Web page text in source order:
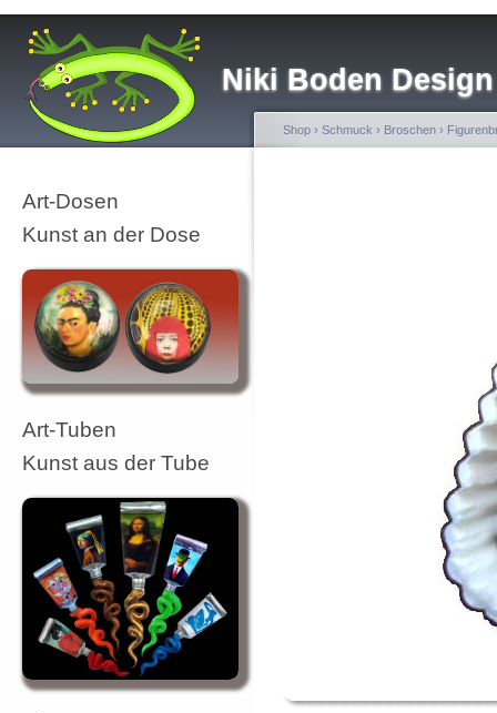
Niki Boden Design
Art-Dosen
Kunst an der Dose
Art-Tuben
Kunst aus der Tube
Shop › Schmuck › Broschen ›